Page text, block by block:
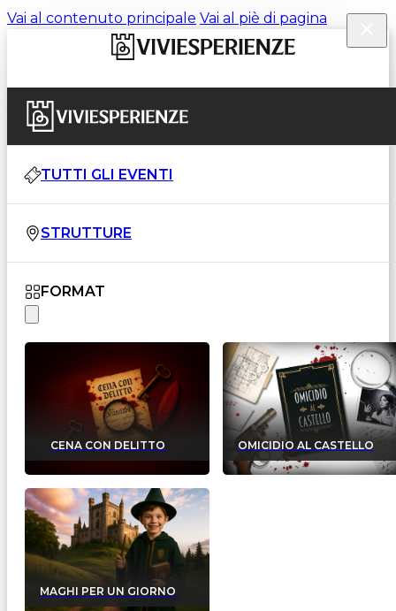
Vai al contenuto principale Vai al piè di pagina
TUTTI GLI EVENTI
STRUTTURE
FORMAT
CENA CON DELITTO OMICIDIO AL CASTELLO
MAGHI PER UN GIORNO